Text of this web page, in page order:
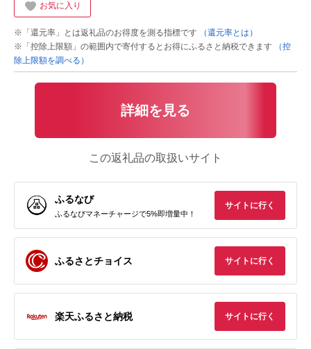
お気に入り
※「還元率」とは返礼品のお得度を測る指標です
（還元率とは）
※「控除上限額」の範囲内で寄付するとお得にふるさと納税できます
（控
除上限額を調べる）
詳細を見る
この返礼品の取扱いサイト
ふるなび
ふるなびマネーチャージで5%即増量中！
サイトに行く
ふるさとチョイス サイトに行く
楽天ふるさと納税 サイトに行く